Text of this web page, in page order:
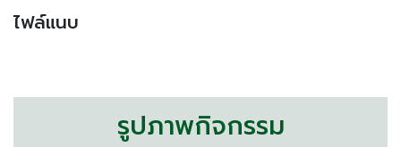
ไฟล์แนบ
รูปภาพกิจกรรม